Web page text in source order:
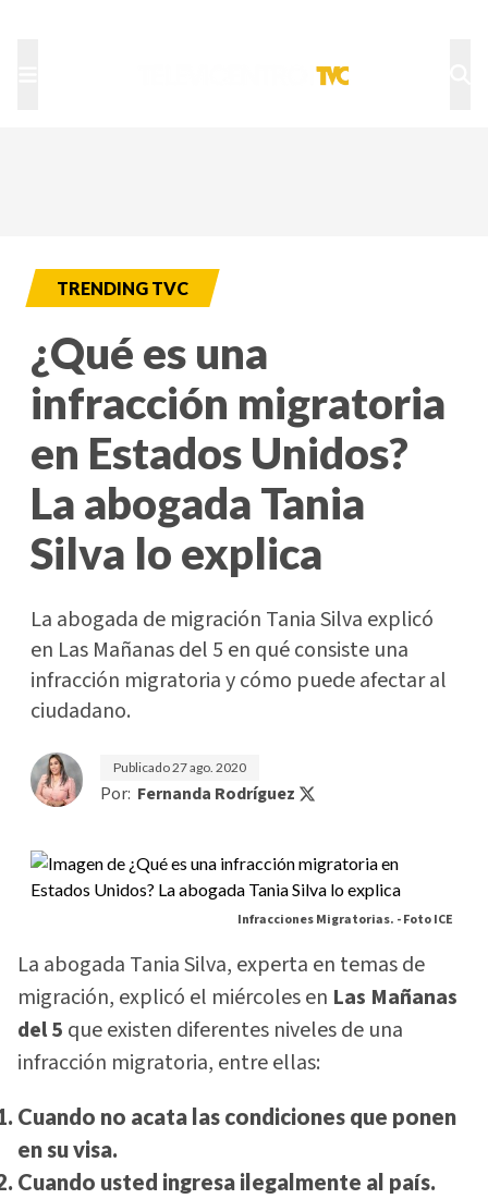
TRENDING TVC
¿Qué es una
infracción migratoria
en Estados Unidos?
La abogada Tania
Silva lo explica
La abogada de migración Tania Silva explicó
en Las Mañanas del 5 en qué consiste una
infracción migratoria y cómo puede afectar al
ciudadano.
Publicado27 ago. 2020
Por: Fernanda Rodríguez
Infracciones Migratorias. -Foto ICE
La abogada Tania Silva, experta en temas de
migración, explicó el miércoles en Las Mañanas
del 5 que existen diferentes niveles de una
infracción migratoria, entre ellas:
Cuando no acata las condiciones que ponen
en su visa.
Cuando usted ingresa ilegalmente al país.